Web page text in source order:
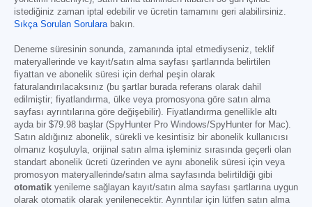
istediğiniz zaman iptal edebilir ve ücretin tamamını geri alabilirsiniz.
Sıkça Sorulan Sorularabakın.
Deneme süresinin sonunda, zamanında iptal etmediyseniz, teklif
materyallerinde ve kayıt/satın alma sayfası şartlarında belirtilen
fiyattan ve abonelik süresi için derhal peşin olarak
faturalandırılacaksınız (bu şartlar burada referans olarak dahil
edilmiştir; fiyatlandırma, ülke veya promosyona göre satın alma
sayfası ayrıntılarına göre değişebilir). Fiyatlandırma genellikle altı
ayda bir $79.98 başlar (SpyHunter Pro Windows/SpyHunter for Mac).
Satın aldığınız abonelik, sürekli ve kesintisiz bir abonelik kullanıcısı
olmanız koşuluyla, orijinal satın alma işleminiz sırasında geçerli olan
standart abonelik ücreti üzerinden ve aynı abonelik süresi için veya
promosyon materyallerinde/satın alma sayfasında belirtildiği gibi
otomatik yenileme sağlayan kayıt/satın alma sayfası şartlarına uygun
olarak otomatik olarak yenilenecektir. Ayrıntılar için lütfen satın alma